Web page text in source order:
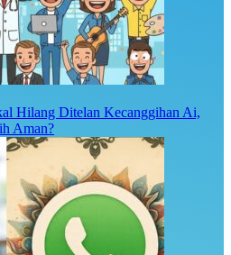
Hilang Ditelan Kecanggihan Ai,
Aman?